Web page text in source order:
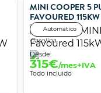
MINI COOPER 5
FAVOURED 115KW
Automático
Gasolina
Desde:
315€/mes+IVA
Todo incluido